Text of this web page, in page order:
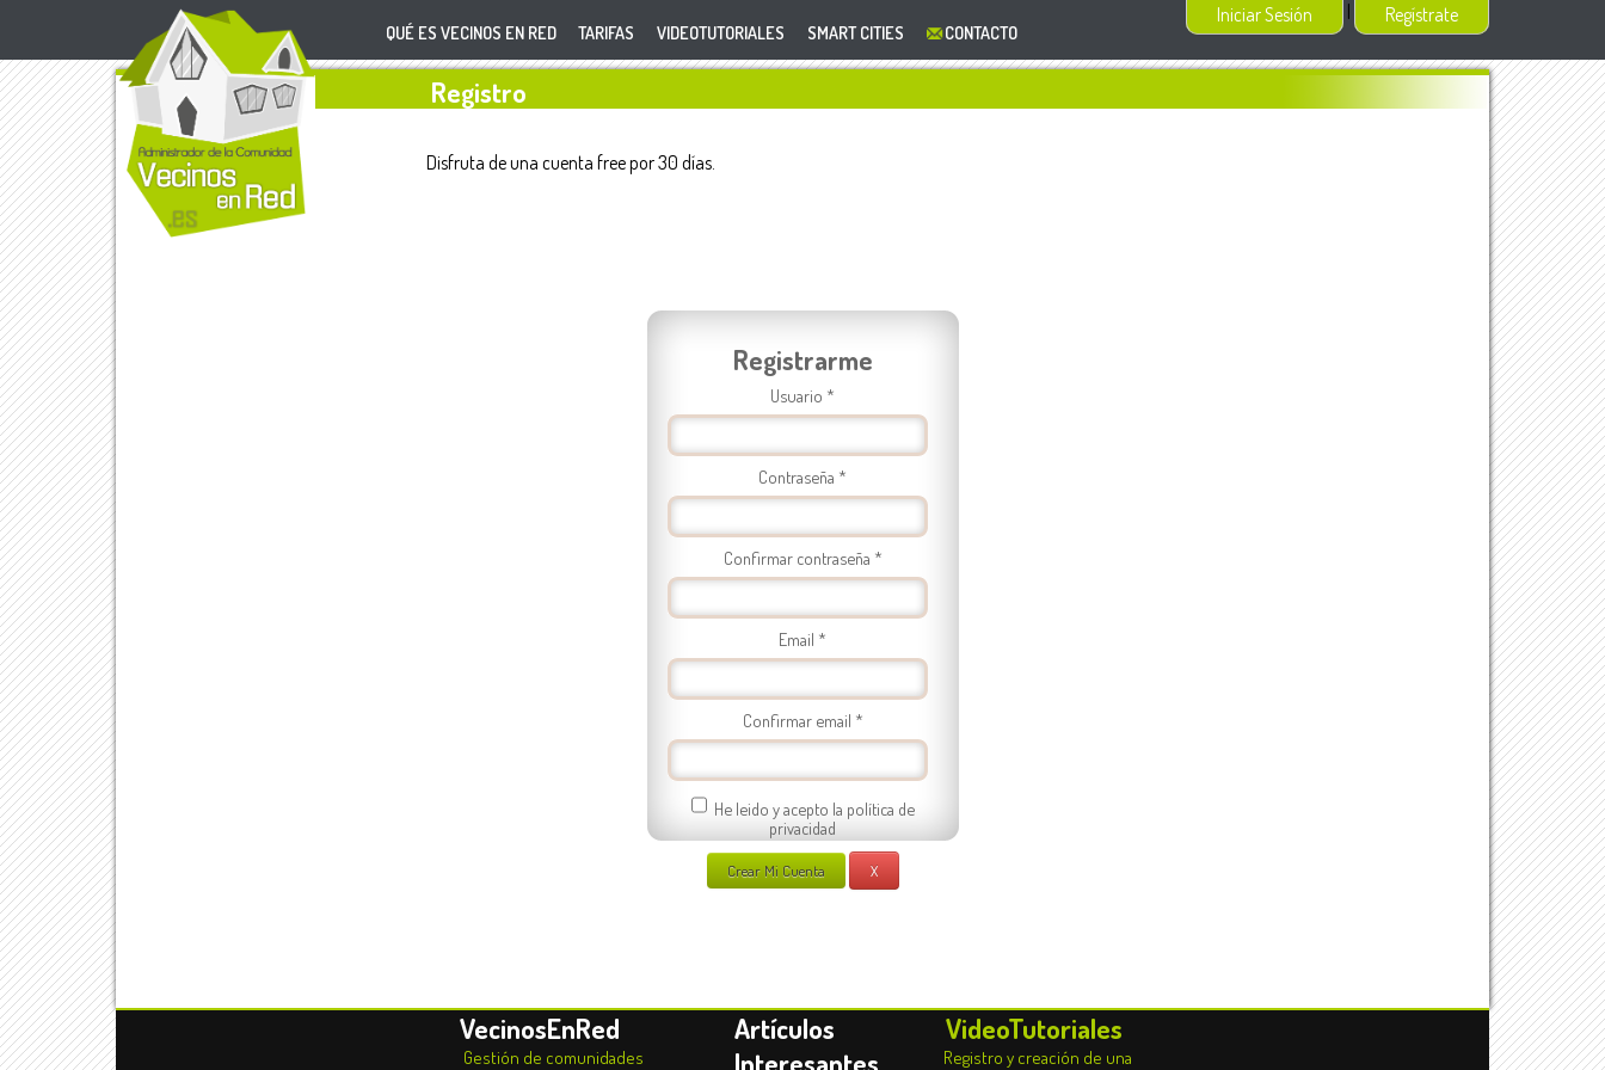
Iniciar Sesión Regístrate
QUÉ ES TARIFAS VIDEOTUTORIALES SMART CITIES
Registro
Disfruta de una cuenta free por 30 días.
Registrarme
Usuario *
Contraseña *
Confirmar contraseña *
Email *
Confirmar email *
He leido y acepto la política de
privacidad
X
VecinosEnRed
Gestión de comunidades
VideoTutoriales
Registro y creación de una
Artículos
Interesantes